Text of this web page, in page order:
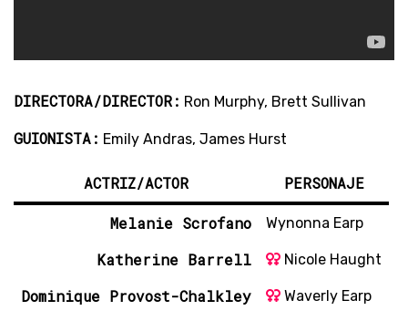
DIRECTORA/DIRECTOR: Ron Murphy, Brett Sullivan
GUIONISTA: Emily Andras, James Hurst
ACTRIZ/ACTOR PERSONAJE
Melanie Scrofano Wynonna Earp
Katherine Barrell Nicole Haught
Dominique Provost-Chalkley Waverly Earp